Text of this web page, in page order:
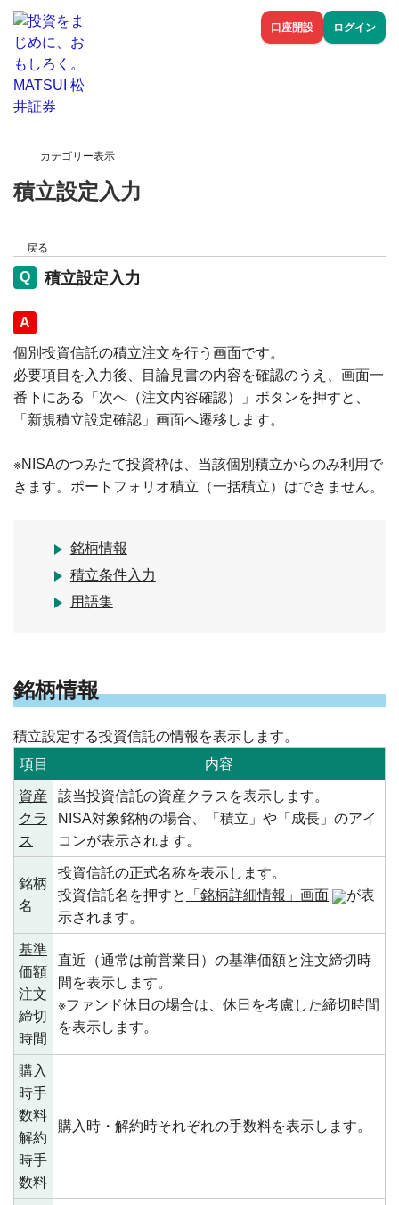
口座開設 ログイン
カテゴリー表示
積立設定入力
戻る
積立設定入力
回答
個別投資信託の積立注文を行う画面です。
必要項目を入力後、目論見書の内容を確認のうえ、画面一
番下にある「次へ（注文内容確認）」ボタンを押すと、
「新規積立設定確認」画面へ遷移します。
※NISAのつみたて投資枠は、当該個別積立からのみ利用で
きます。ポートフォリオ積立（一括積立）はできません。
銘柄情報
積立条件入力
用語集
銘柄情報
積立設定する投資信託の情報を表示します。
項目
内容
資産
クラ
ス
該当投資信託の資産クラスを表示します。
NISA対象銘柄の場合、「積立」や「成長」のアイ
コンが表示されます。
銘柄
名
投資信託の正式名称を表示します。
投資信託名を押すと
「銘柄詳細情報」画面
が表
示されます。
基準
価額
注文
締切
時間
直近（通常は前営業日）の基準価額と注文締切時
間を表示します。
※ファンド休日の場合は、休日を考慮した締切時間
を表示します。
購入
時手
数料
解約
時手
数料
購入時・解約時それぞれの手数料を表示します。